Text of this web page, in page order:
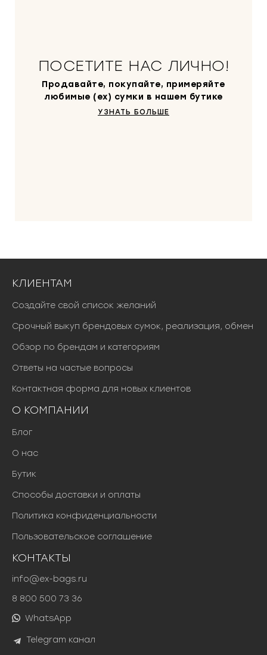
ПОСЕТИТЕ НАС ЛИЧНО!
Продавайте, покупайте, примеряйте
любимые (ex) сумки в нашем бутике
УЗНАТЬ БОЛЬШЕ
КЛИЕНТАМ
Создайте свой список желаний
Срочный выкуп брендовых сумок, реализация, обмен
Обзор по брендам и категориям
Ответы на частые вопросы
Контактная форма для новых клиентов
О КОМПАНИИ
Блог
О нас
Бутик
Способы доставки и оплаты
Политика конфиденциальности
Пользовательское соглашение
КОНТАКТЫ
info@ex-bags.ru
8 800 500 73 36
WhatsApp
Telegram канал